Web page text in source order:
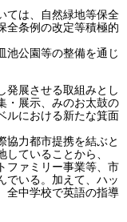
ては、自然緑地等保全
全条例の改定等積極的
池公園等の整備を通じ
発展させる取組みとし
・展示、みのお太鼓の
ルにおける新たな箕面
協力都市提携を結ぶと
ていることから、
ファミリー事業等、市
でいる。加えて、ハッ
全中学校で英語の指導